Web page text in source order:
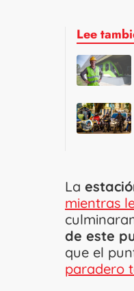
Lee
La
mientras
de este
que el
paradero